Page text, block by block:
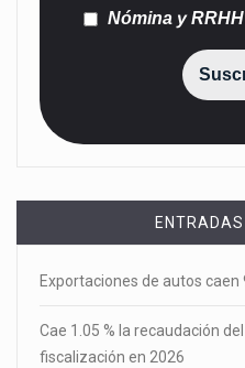
Nómina y RRHH
Exportaciones de autos caen
Cae 1.05 % la recaudación
fiscalización en 2026